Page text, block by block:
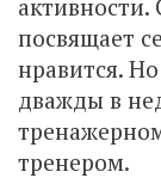
активности.
посвящает
нравится.
дважды в
тренером.